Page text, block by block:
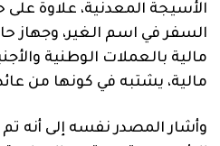
الأسيجة المعدنية، علاوة
السفر في اسم الغير، وجهاز
مالية بالعملات الوطنية
مالية، يشتبه في كونها من
وأشار المصدر نفسه إلى أنه